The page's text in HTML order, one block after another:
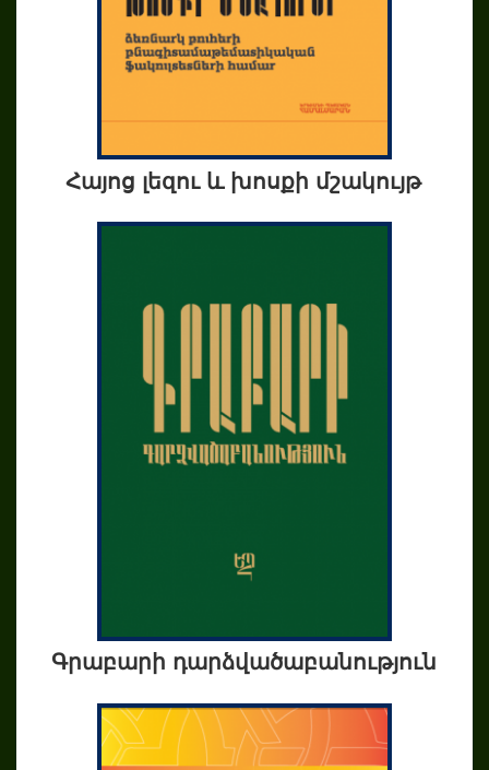
Հայոց լեզու և խոսքի մշակույթ
Գրաբարի դարձվածաբանություն